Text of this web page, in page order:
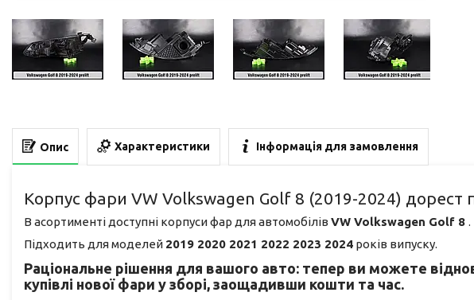
Опис Характеристики Інформація для замовлення
Корпус фари VW Volkswagen Golf 8 (2019-2024) дорест
В асортименті доступні корпуси фар для автомобілів VW Volkswagen Golf 8 .
Підходить для моделей 2019 2020 2021 2022 2023 2024 років випуску.
Раціональне рішення для вашого авто: тепер ви можете
купівлі нової фари у зборі, заощадивши кошти та час.